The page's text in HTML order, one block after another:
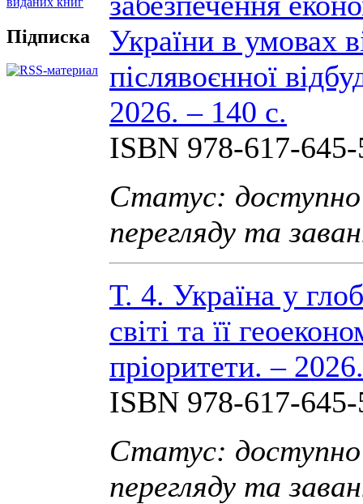
Підписка
України в умовах
післявоєнної
2026. – 140 с.
ISBN 978-617-
Статус: доступно
перегляду та
Т. 4. Україна у
світі та її
пріоритети. –
ISBN 978-617-
Статус: доступно
перегляду та